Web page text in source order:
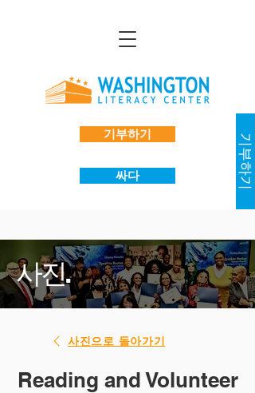
기부하기
싸다 기부하기
사진.
사진으로 돌아가기
Reading and Volunteer